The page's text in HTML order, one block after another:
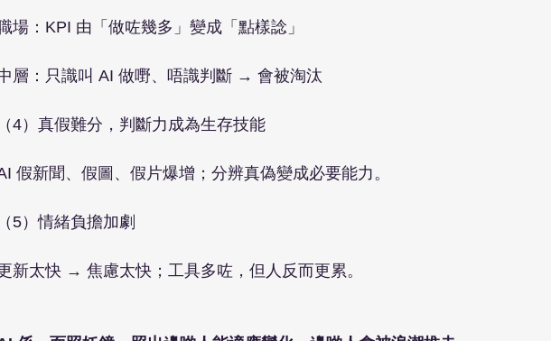
場：KPI 由「做咗幾多」變成「點樣諗」
層：只識叫 AI 做嘢、唔識判斷 → 會被淘汰
（4）真假難分，判斷力成為生存技能
假新聞、假圖、假片爆增；分辨真偽變成必要能力。
（5）情緒負擔加劇
新太快 → 焦慮太快；工具多咗，但人反而更累。